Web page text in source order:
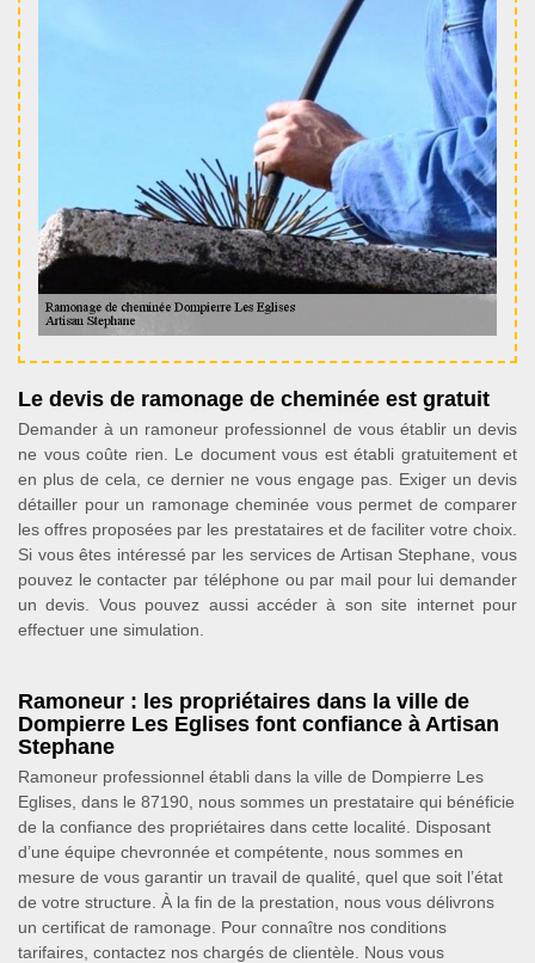
Le devis de ramonage de cheminée est gratuit
Demander à un ramoneur professionnel de vous établir un devis
ne vous coûte rien. Le document vous est établi gratuitement et
en plus de cela, ce dernier ne vous engage pas. Exiger un devis
détailler pour un ramonage cheminée vous permet de comparer
les offres proposées par les prestataires et de faciliter votre choix.
Si vous êtes intéressé par les services de Artisan Stephane, vous
pouvez le contacter par téléphone ou par mail pour lui demander
un devis. Vous pouvez aussi accéder à son site internet pour
effectuer une simulation.
Ramoneur : les propriétaires dans la ville de
Dompierre Les Eglises font confiance à Artisan
Stephane
Ramoneur professionnel établi dans la ville de Dompierre Les
Eglises, dans le 87190, nous sommes un prestataire qui bénéficie
de la confiance des propriétaires dans cette localité. Disposant
d’une équipe chevronnée et compétente, nous sommes en
mesure de vous garantir un travail de qualité, quel que soit l’état
de votre structure. À la fin de la prestation, nous vous délivrons
un certificat de ramonage. Pour connaître nos conditions
tarifaires, contactez nos chargés de clientèle. Nous vous